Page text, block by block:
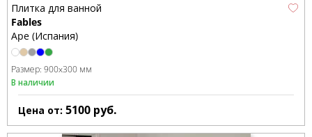
Плитка для ванной
Fables
Ape (Испания)
Размер: 900x300 мм
В наличии
Цена от: 5100 руб.